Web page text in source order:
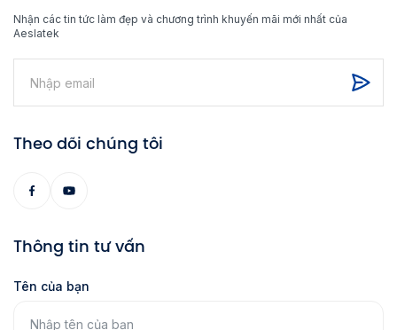
Nhận các tin tức làm đẹp và chương trình khuyến mãi mới nhất của
Aeslatek
Theo dõi chúng tôi
Thông tin tư vấn
Tên của bạn